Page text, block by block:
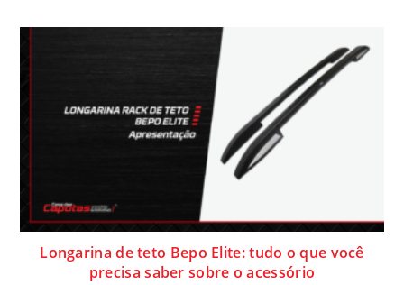
Longarina de teto Bepo Elite: tudo o que você
precisa saber sobre o acessório